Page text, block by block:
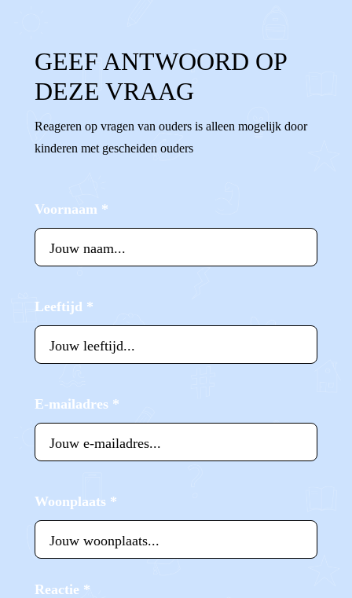
GEEF ANTWOORD OP
DEZE VRAAG
Reageren op vragen van ouders is alleen mogelijk door
kinderen met gescheiden ouders
Voornaam *
Leeftijd *
E-mailadres *
Woonplaats *
Reactie *